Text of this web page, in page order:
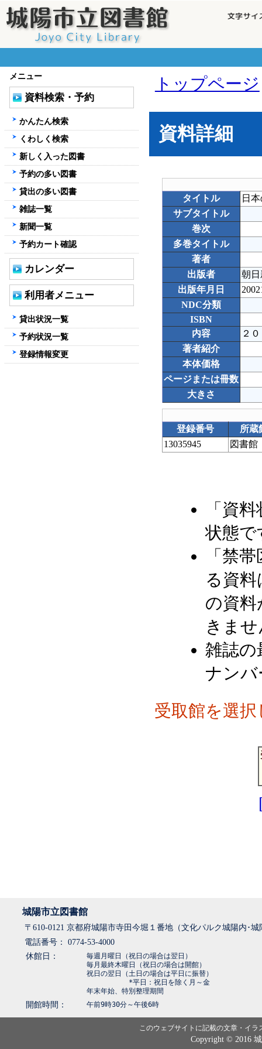
トップページ
資料詳細
タイトル
日
サブタイトル
巻次
多巻タイトル
著者
出版者
朝
出版年月日
NDC分類
ISBN
内容
２
著者紹介
本体価格
ページまたは冊数
大きさ
登録番号
所蔵
13035945
図書館
「資
状態で
「禁
る資
の資料
きま
雑誌の
ナン
受取館を選
メニュー
資料検索・予約
かんたん検索
くわしく検索
新しく入った図書
予約の多い図書
貸出の多い図書
雑誌一覧
新聞一覧
予約カート確認
カレンダー
利用者メニュー
貸出状況一覧
予約状況一覧
登録情報変更
城陽市立図書館
〒610-0121 京都府城陽市寺田今堀１番地（文化パルク城陽内･
電話番号： 0774-53-4000
休館日：
毎週月曜日（祝日の場合は翌日）
毎月最終木曜日（祝日の場合は開館）
祝日の翌日（土日の場合は平日に振替）
*平日：祝日を除く月～金
年末年始、特別整理期間
開館時間： 午前9時30分～午後6時
このウェブサイトに記載の文章・イ
Copyright © 2016